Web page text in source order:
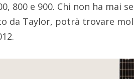
800 e 900. Chi non ha mai
da Taylor, potrà trovare